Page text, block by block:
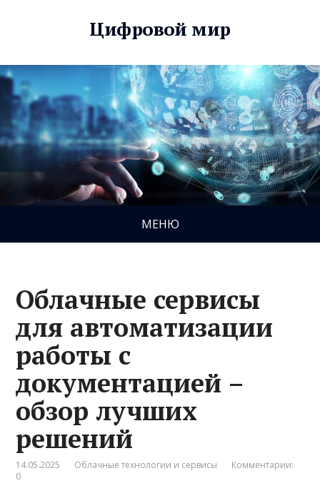
Цифровой мир
МЕНЮ
Облачные сервисы
для автоматизации
работы с
документацией –
обзор лучших
решений
14.05.2025 Облачные технологии и сервисы
Комментарии:
0